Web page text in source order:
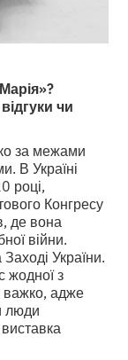
чи
за межами
В Україні
році,
Конгресу
де вона
війни.
України.
жодної з
важко, адже
люди